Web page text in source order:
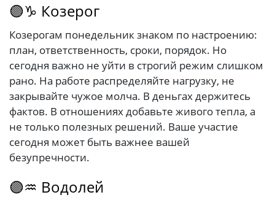
🟣♑ Козерог
Козерогам понедельник знаком по настроению:
план, ответственность, сроки, порядок. Но
сегодня важно не уйти в строгий режим слишком
рано. На работе распределяйте нагрузку, не
закрывайте чужое молча. В деньгах держитесь
фактов. В отношениях добавьте живого тепла, а
не только полезных решений. Ваше участие
сегодня может быть важнее вашей
безупречности.
🟣♒ Водолей